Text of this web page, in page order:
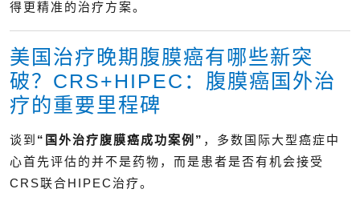
得更精准的治疗方案。
美国治疗晚期腹膜癌有哪些新突
破？CRS+HIPEC：腹膜癌国外治
疗的重要里程碑
谈到 “国外治疗腹膜癌成功案例” ，多数国际大型癌症中
心首先评估的并不是药物，而是患者是否有机会接受
CRS联合HIPEC治疗。